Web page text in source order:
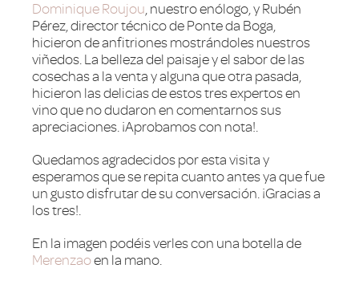
Dominique Roujou, nuestro enólogo, y Rubén
Pérez, director técnico de Ponte da Boga,
hicieron de anfitriones mostrándoles nuestros
viñedos. La belleza del paisaje y el sabor de las
cosechas a la venta y alguna que otra pasada,
hicieron las delicias de estos tres expertos en
vino que no dudaron en comentarnos sus
apreciaciones. ¡Aprobamos con nota!.
Quedamos agradecidos por esta visita y
esperamos que se repita cuanto antes ya que fue
un gusto disfrutar de su conversación. ¡Gracias a
los tres!.
En la imagen podéis verles con una botella de
Merenzaoen la mano.